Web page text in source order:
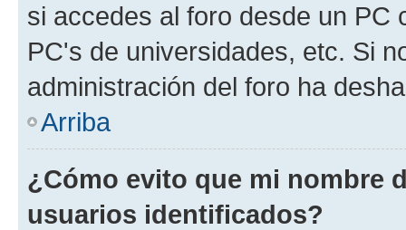
si accedes al foro desde un PC
PC's de universidades, etc. Si
administración del foro ha
Arriba
¿Cómo evito que mi nombre
usuarios identificados?